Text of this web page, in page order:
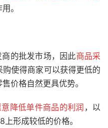
。
的批发市场，因此商品采
购使得商家可以获得更低的
价格自然更具优势。
意降低单件商品的利润 ，以
形成较低的价格。